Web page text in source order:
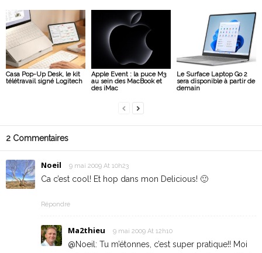
Casa Pop-Up Desk, le kit
télétravail signé Logitech
Apple Event : la puce M3
au sein des MacBook et
des iMac
Le Surface Laptop Go 2
sera disponible à partir de
demain
2 Commentaires
Noeil 9 mai 2009 At 10h23
Ca c’est cool! Et hop dans mon Delicious! 🙂
Répondre
Ma2thieu 9 mai 2009 At 12h10
@Noeil: Tu m’étonnes, c’est super pratique!! Moi